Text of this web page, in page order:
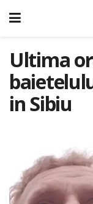
Ultima
in Sibiu